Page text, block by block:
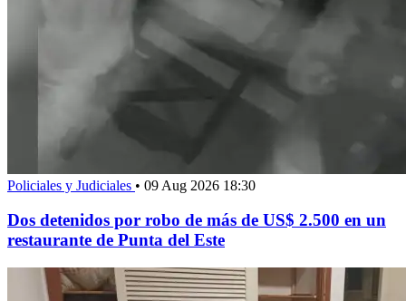
Policiales y Judiciales • 09 Aug 2026 18:30
Dos detenidos por robo de más de US$ 2.500 en un
restaurante de Punta del Este